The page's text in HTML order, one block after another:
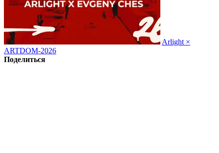
Arlight ×
ARTDOM-2026
Поделиться